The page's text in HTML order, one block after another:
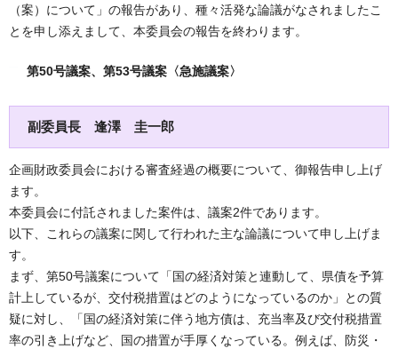
（案）について」の報告があり、種々活発な論議がなされましたこ
とを申し添えまして、本委員会の報告を終わります。
第50号議案、第53号議案〈急施議案〉
副委員長 逢澤 圭一郎
企画財政委員会における審査経過の概要について、御報告申し上げ
ます。
本委員会に付託されました案件は、議案2件であります。
以下、これらの議案に関して行われた主な論議について申し上げま
す。
まず、第50号議案について「国の経済対策と連動して、県債を予算
計上しているが、交付税措置はどのようになっているのか」との質
疑に対し、「国の経済対策に伴う地方債は、充当率及び交付税措置
率の引き上げなど、国の措置が手厚くなっている。例えば、防災・